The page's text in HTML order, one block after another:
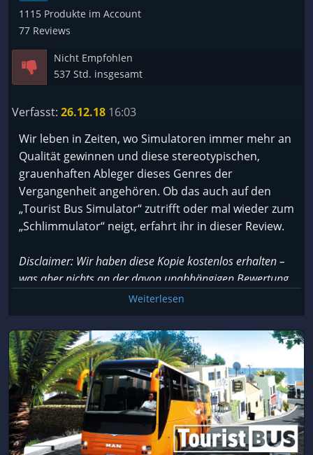
Die Grafik wirkt im Standbild immer noch stimmig,
in Bewegung sieht man die Mängel. Selten habe ich
und das nicht irgendwo am Horizont, sondern
direkt zwei Meter neben einem. Dasselbe bei
Straßenlaternen aus sind und erst eingehen, sobald
man fünf Meter daneben steht. Andersrum gibt es
beleuchtete Plätze, die werden dunkel, wenn man
näher kommt. -Ich habe übrigens einen sehr guten
PC (I9-9900, 32 GB RAM, RTX 2070) und alle
Einstellungen auf Maximum.-
Oh ja, und dann sind da noch die peinlichen
verwaschenen Fotos, die als Fenster herhalten
müssen. Da fühlst Du Dich gleich an die Anfänge der
3D-Grafik zurückerinnert (Bildertapeten als
Hintergrund).
Dazu kommen noch schwebende Gebäude bzw.
Regen, der ist unglaublich laut und den hört man
auch noch, wenn man im Bus in der Garage steht.
Allerdings nicht, wenn man dann aus dem Bus
aussteigt. Uiuiui, das hat ein wenig von Twilight
Zone.
Der Regen prasselt übrigens wunderbar vom
1115 Produkte im Account
77 Reviews
Nicht Empfohlen
537 Std. insgesamt
Verfasst: 26.12.18 16:03
Wir leben in Zeiten, wo Simulatoren immer mehr an
Qualität gewinnen und diese stereotypischen,
grauenhaften Ableger dieses Genres der
Vergangenheit angehören. Ob das auch auf den
„Tourist Bus Simulator“ zutrifft oder mal wieder zum
„Schlimmulator“ neigt, erfahrt ihr in dieser Review.
Disclaimer: Wir haben diese Kopie kostenlos erhalten –
was aber nichts an der davon unabhängigen Bewertung
Inhalte
Fangen wir doch gleich mal an, wie wir Willkommen
geheißen werden: Unser Fahrer findet sich mit
ordentlich Geld in der Tasche im Flughafen der
Weiterlesen